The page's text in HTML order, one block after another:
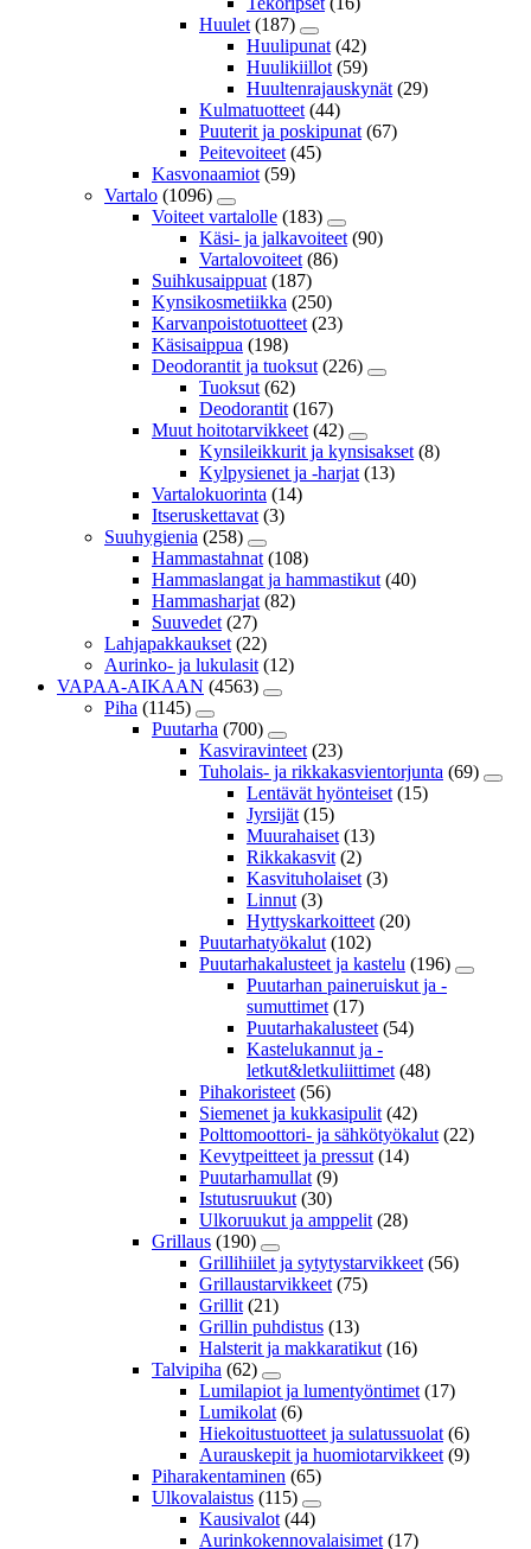
Huulet (187)
Huulipunat (42)
Huulikiillot (59)
Huultenrajauskynät (29)
Kulmatuotteet (44)
Puuterit ja poskipunat (67)
Peitevoiteet (45)
Kasvonaamiot (59)
Vartalo (1096)
Voiteet vartalolle (183)
Käsi- ja jalkavoiteet (90)
Vartalovoiteet (86)
Suihkusaippuat (187)
Kynsikosmetiikka (250)
Karvanpoistotuotteet (23)
Käsisaippua (198)
Deodorantit ja tuoksut (226)
Tuoksut (62)
Deodorantit (167)
Muut hoitotarvikkeet (42)
Kynsileikkurit ja kynsisakset (8)
Kylpysienet ja -harjat (13)
Vartalokuorinta (14)
Itseruskettavat (3)
Suuhygienia (258)
Hammastahnat (108)
Hammaslangat ja hammastikut (40)
Hammasharjat (82)
Suuvedet (27)
Lahjapakkaukset (22)
Aurinko- ja lukulasit (12)
VAPAA-AIKAAN (4563)
Piha (1145)
Puutarha (700)
Kasviravinteet (23)
Tuholais- ja rikkakasvientorjunta (69)
Lentävät hyönteiset (15)
Jyrsijät (15)
Muurahaiset (13)
Rikkakasvit (2)
Kasvituholaiset (3)
Linnut (3)
Hyttyskarkoitteet (20)
Puutarhatyökalut (102)
Puutarhakalusteet ja kastelu (196)
Puutarhan paineruiskut ja -
sumuttimet (17)
Puutarhakalusteet (54)
Kastelukannut ja -
letkut&letkuliittimet (48)
Pihakoristeet (56)
Siemenet ja kukkasipulit (42)
Polttomoottori- ja sähkötyökalut (22)
Kevytpeitteet ja pressut (14)
Puutarhamullat (9)
Istutusruukut (30)
Ulkoruukut ja amppelit (28)
Grillaus (190)
Grillihiilet ja sytytystarvikkeet (56)
Grillaustarvikkeet (75)
Grillit (21)
Grillin puhdistus (13)
Halsterit ja makkaratikut (16)
Talvipiha (62)
Lumilapiot ja lumentyöntimet (17)
Lumikolat (6)
Hiekoitustuotteet ja sulatussuolat (6)
Aurauskepit ja huomiotarvikkeet (9)
Piharakentaminen (65)
Ulkovalaistus (115)
Kausivalot (44)
Aurinkokennovalaisimet (17)